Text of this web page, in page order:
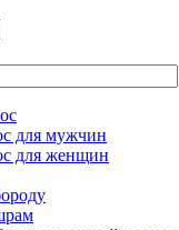
для мужчин
для женщин